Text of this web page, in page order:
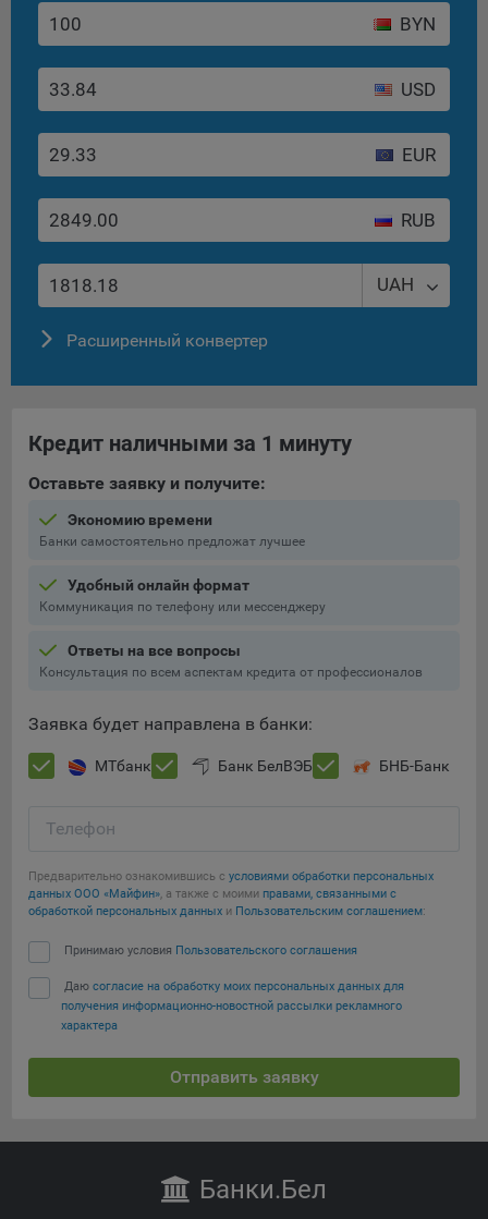
BYN
USD
EUR
RUB
UAH
Расширенный конвертер
Кредит наличными за 1 минуту
Оставьте заявку и получите:
Экономию времени
Банки самостоятельно предложат лучшее
Удобный онлайн формат
Коммуникация по телефону или мессенджеру
Ответы на все вопросы
Консультация по всем аспектам кредита от профессионалов
Заявка будет направлена в банки:
МТбанк Банк БелВЭБ БНБ-Банк
Телефон
Предварительно ознакомившись с условиями обработки персональных
данных ООО «Майфин», а также с моими правами, связанными с
обработкой персональных данных и Пользовательским соглашением:
Принимаю условия Пользовательского соглашения
Даю согласие на обработку моих персональных данных для
получения информационно-новостной рассылки рекламного
характера
Отправить заявку
Банки.Бел